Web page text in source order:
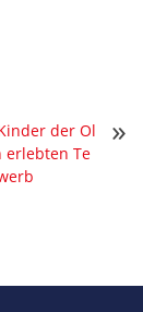
der Ol
erlebten Te
»